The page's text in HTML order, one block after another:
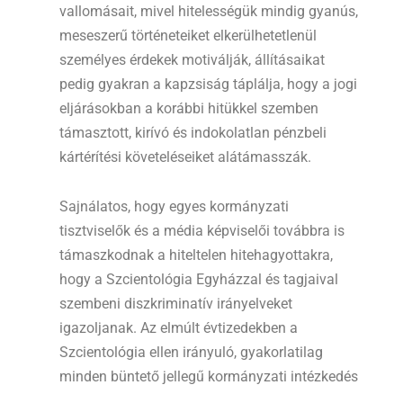
vallomásait, mivel hitelességük mindig gyanús,
meseszerű történeteiket elkerülhetetlenül
személyes érdekek motiválják, állításaikat
pedig gyakran a kapzsiság táplálja, hogy a jogi
eljárásokban a korábbi hitükkel szemben
támasztott, kirívó és indokolatlan pénzbeli
kártérítési követeléseiket alátámasszák.
Sajnálatos, hogy egyes kormányzati
tisztviselők és a média képviselői továbbra is
támaszkodnak a hiteltelen hitehagyottakra,
hogy a Szcientológia Egyházzal és tagjaival
szembeni diszkriminatív irányelveket
igazoljanak. Az elmúlt évtizedekben a
Szcientológia ellen irányuló, gyakorlatilag
minden büntető jellegű kormányzati intézkedés